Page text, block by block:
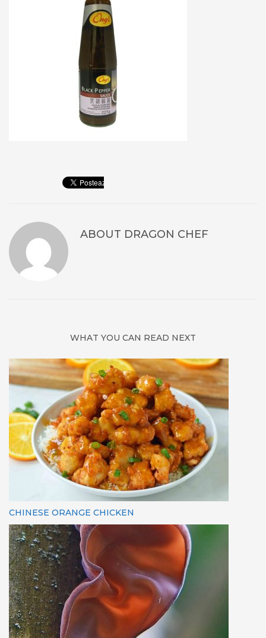
ABOUT DRAGON CHEF
WHAT YOU CAN READ NEXT
CHINESE ORANGE CHICKEN